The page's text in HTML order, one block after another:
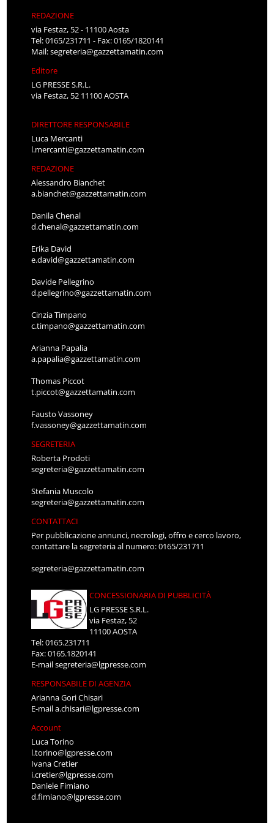
REDAZIONE
via Festaz, 52 - 11100 Aosta
Tel: 0165/231711 - Fax: 0165/1820141
Mail:segreteria@gazzettamatin.com
Editore
LG PRESSE S.R.L.
via Festaz, 52 11100 AOSTA
DIRETTORE RESPONSABILE
Luca Mercanti
l.mercanti@gazzettamatin.com
REDAZIONE
Alessandro Bianchet
a.bianchet@gazzettamatin.com
Danila Chenal
d.chenal@gazzettamatin.com
Erika David
e.david@gazzettamatin.com
Davide Pellegrino
d.pellegrino@gazzettamatin.com
Cinzia Timpano
c.timpano@gazzettamatin.com
Arianna Papalia
a.papalia@gazzettamatin.com
Thomas Piccot
t.piccot@gazzettamatin.com
Fausto Vassoney
f.vassoney@gazzettamatin.com
SEGRETERIA
Roberta Prodoti
segreteria@gazzettamatin.com
Stefania Muscolo
segreteria@gazzettamatin.com
CONTATTACI
Per pubblicazione annunci, necrologi, offro e cerco lavoro,
contattare la segreteria al numero: 0165/231711
segreteria@gazzettamatin.com
CONCESSIONARIA DI PUBBLICITÀ
LG PRESSE S.R.L.
via Festaz, 52
11100 AOSTA
Tel: 0165.231711
Fax: 0165.1820141
E-mailsegreteria@lgpresse.com
RESPONSABILE DI AGENZIA
Arianna Gori Chisari
E-maila.chisari@lgpresse.com
Account
Luca Torino
l.torino@lgpresse.com
Ivana Cretier
i.cretier@lgpresse.com
Daniele Fimiano
d.fimiano@lgpresse.com